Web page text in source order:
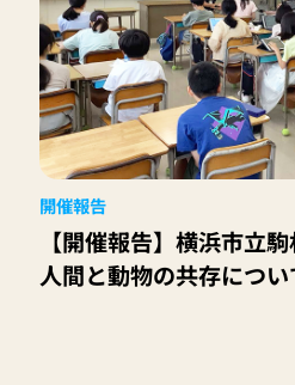
開催報告
【開催報告】横浜市立
人間と動物の共存につ